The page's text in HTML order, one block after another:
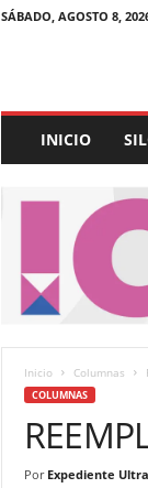
SÁBADO, AGOSTO 8,
p
e
U
INICIO
Inicio Columnas
COLUMNAS
Por Expediente Ultra